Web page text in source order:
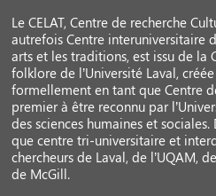
Le CELAT, Centre de recherche
autrefois Centre interuniversitaire
arts et les traditions, est issu de la
folklore de l’Université Laval,
formellement en tant que Centre
premier à être reconnu par
des sciences humaines et
que centre tri-universitaire et
chercheurs de Laval, de l’UQAM,
de McGill.